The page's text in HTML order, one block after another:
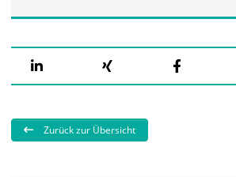
Zurück zur Übersicht